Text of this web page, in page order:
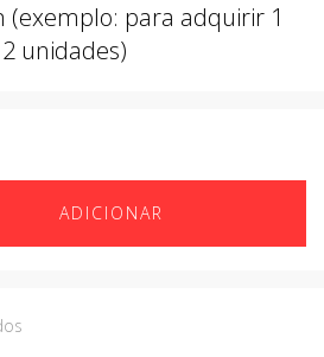
(exemplo: para adquirir 1
unidades)
ADICIONAR